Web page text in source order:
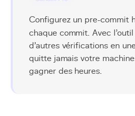
Configurez un pre-commit
chaque commit. Avec l'outil
d'autres vérifications en
quitte jamais votre
gagner des heures.